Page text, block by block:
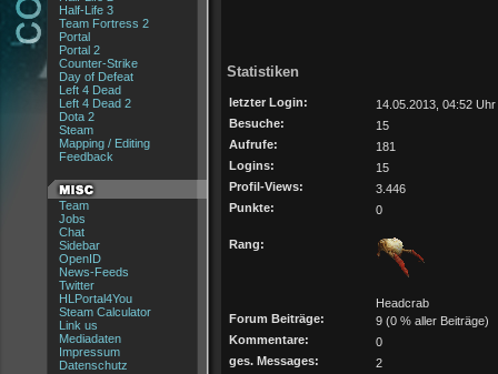
Half-Life 3
Team Fortress 2
Portal
Portal 2
Counter-Strike
Day of Defeat
Left 4 Dead
Left 4 Dead 2
Dota 2
Steam
Mapping / Editing
Feedback
Team
Jobs
Chat
Sidebar
OpenID
News-Feeds
Twitter
HLPortal4You
Steam Calculator
Link us
Mediadaten
Impressum
Datenschutz
Statistiken
letzter Login:
14.05.2013, 04:52 Uhr
Besuche:
15
Aufrufe:
181
Logins:
15
Profil-Views:
3.446
Punkte:
0
Rang:
Headcrab
Forum Beiträge:
9 (0 % aller Beiträge)
Kommentare:
0
ges. Messages:
2